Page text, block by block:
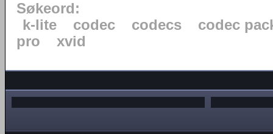
Søkeord:
k-lite
codec codecs
codec
pro
xvid